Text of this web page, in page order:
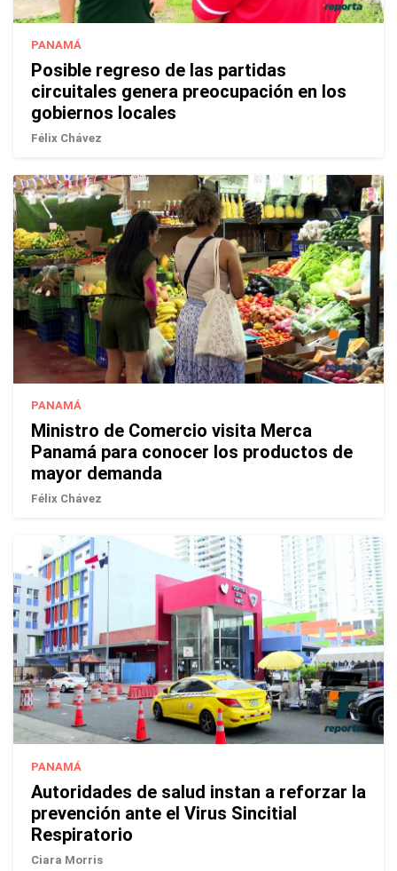
PANAMÁ
Posible regreso de las partidas
circuitales genera preocupación en los
gobiernos locales
Félix Chávez
PANAMÁ
Ministro de Comercio visita Merca
Panamá para conocer los productos de
mayor demanda
Félix Chávez
PANAMÁ
Autoridades de salud instan a reforzar la
prevención ante el Virus Sincitial
Respiratorio
Ciara Morris